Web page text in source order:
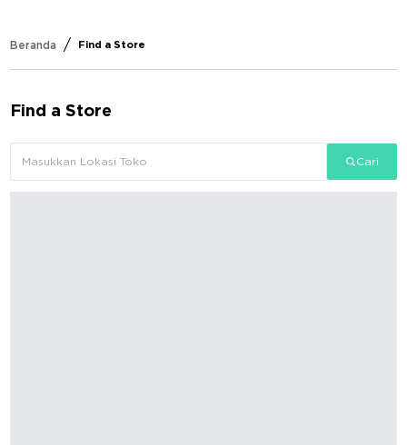
Beranda / Find a Store
Find a Store
Cari